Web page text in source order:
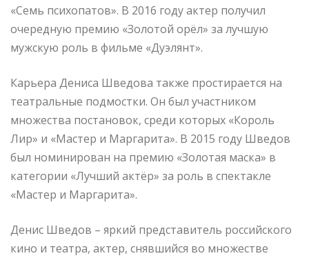
«Семь психопатов». В 2016 году актер получил
очередную премию «Золотой орёл» за лучшую
мужскую роль в фильме «Дуэлянт».
Карьера Дениса Шведова также простирается на
театральные подмостки. Он был участником
множества постановок, среди которых «Король
Лир» и «Мастер и Маргарита». В 2015 году Шведов
был номинирован на премию «Золотая маска» в
категории «Лучший актёр» за роль в спектакле
«Мастер и Маргарита».
Денис Шведов – яркий представитель российского
кино и театра, актер, снявшийся во множестве